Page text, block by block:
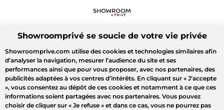
Showroomprivé se soucie de votre vie privée
Showroomprive.com utilise des cookies et technologies similaires afin
d’analyser la navigation, mesurer l’audience du site et ses
performances ainsi que pour vous proposer, avec nos partenaires, des
publicités adaptées à vos centres d’intérêts. En cliquant sur « J’accepte
», vous consentez au dépôt de ces cookies et notamment à ce que ces
informations soient partagées avec nos partenaires. Vous pouvez
choisir de cliquer sur « Je refuse » et dans ce cas, vous ne pourrez pas